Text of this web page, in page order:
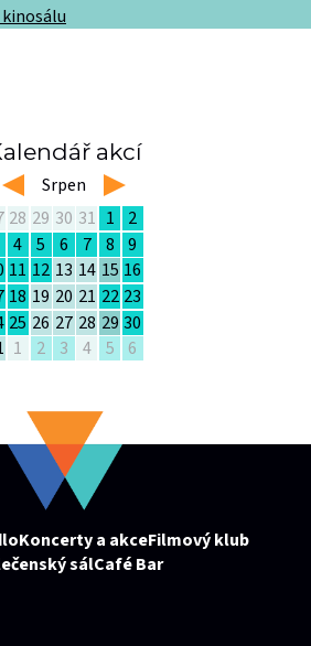
akcí
left Srpen right
28 29 30 31 1
2
4 5 6 7 8
9
11 12 13 14 15 16
18 19 20 21 22 23
25 26 27 28 29 30
1 2 3 4 5 6
Koncerty a akceFilmový klub
sálCafé Bar